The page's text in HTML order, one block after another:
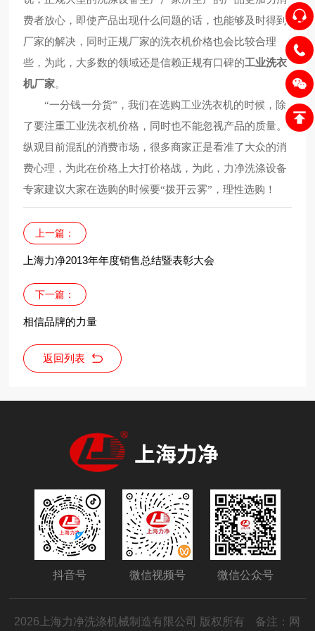
费者放心，即使产品出现什么问题的话，也能够及时得到
厂家的解决，同时正规厂家的洗衣机价格也会比较合理
些，为此，大多数的领域还是信赖正规有口碑的工业洗衣
机厂家。
“一分钱一分货”，我们在选购工业洗衣机的时候，除
了要注重工业洗衣机价格，同时也不能忽视产品的质量。
纵观目前混乱的消费市场，很多商家正是看准了大众的消
费心理，为此在价格上大打价格战，为此，力净洗涤设备
专家建议大家在选购的时候要“拨开云雾”，理性选购！
上一篇：
上海力净2013年年度销售总结暨表彰大会
下一篇：
相信品牌的力量
返回列表
抖音号 微信视频号 微信公众号
2026上海力净洗涤机械制造有限公司 版权所有 备注：网